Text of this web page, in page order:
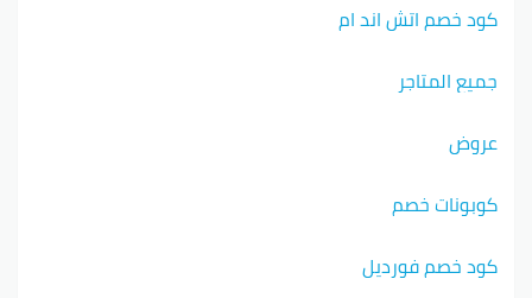
كود خصم اتش اند ام
جميع المتاجر
عروض
كوبونات خصم
كود خصم فورديل